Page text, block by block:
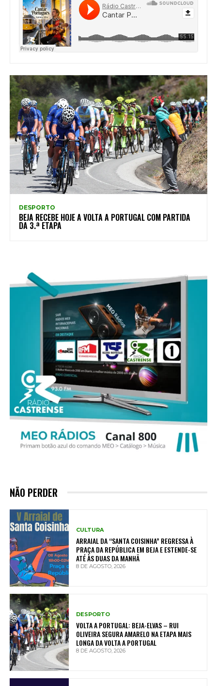
DESPORTO
BEJA RECEBE HOJE A VOLTA A PORTUGAL COM PARTIDA
DA 3.ª ETAPA
NÃO PERDER
CULTURA
ARRAIAL DA “SANTA COISINHA” REGRESSA À
PRAÇA DA REPÚBLICA EM BEJA E ESTENDE-SE
ATÉ ÀS DUAS DA MANHÃ
8 DE AGOSTO, 2026
DESPORTO
VOLTA A PORTUGAL: BEJA-ELVAS – RUI
OLIVEIRA SEGURA AMARELO NA ETAPA MAIS
LONGA DA VOLTA A PORTUGAL
8 DE AGOSTO, 2026